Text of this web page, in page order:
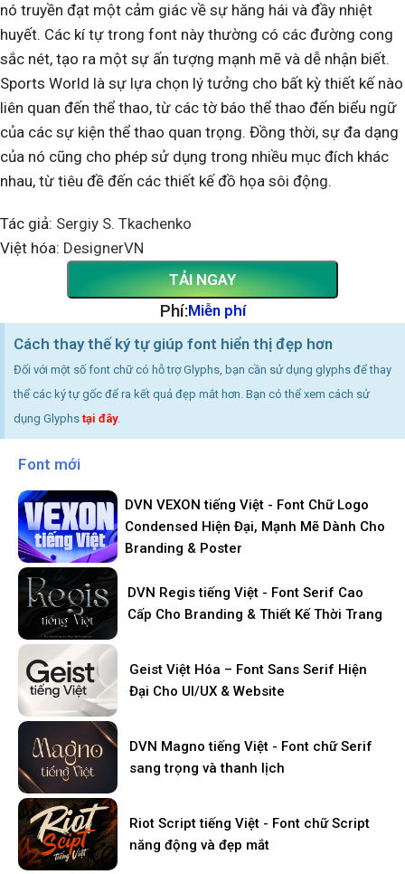
nó truyền đạt một cảm giác về sự hăng hái và đầy nhiệt
huyết. Các kí tự trong font này thường có các đường cong
sắc nét, tạo ra một sự ấn tượng mạnh mẽ và dễ nhận biết.
Sports World là sự lựa chọn lý tưởng cho bất kỳ thiết kế nào
liên quan đến thể thao, từ các tờ báo thể thao đến biểu ngữ
của các sự kiện thể thao quan trọng. Đồng thời, sự đa dạng
của nó cũng cho phép sử dụng trong nhiều mục đích khác
nhau, từ tiêu đề đến các thiết kế đồ họa sôi động.
Tác giả: Sergiy S. Tkachenko
Việt hóa: DesignerVN
TẢI NGAY
Phí:Miễn phí
Cách thay thế ký tự giúp font hiển thị đẹp hơn
Đối với một số font chữ có hỗ trợ Glyphs, bạn cần sử dụng glyphs để thay
thể các ký tự gốc để ra kết quả đẹp mắt hơn. Bạn có thể xem cách sử
dụng Glyphs tại đây.
Font mới
DVN VEXON tiếng Việt - Font Chữ Logo
Condensed Hiện Đại, Mạnh Mẽ Dành Cho
Branding & Poster
DVN Regis tiếng Việt - Font Serif Cao
Cấp Cho Branding & Thiết Kế Thời Trang
Geist Việt Hóa – Font Sans Serif Hiện
Đại Cho UI/UX & Website
DVN Magno tiếng Việt - Font chữ Serif
sang trọng và thanh lịch
Riot Script tiếng Việt - Font chữ Script
năng động và đẹp mắt